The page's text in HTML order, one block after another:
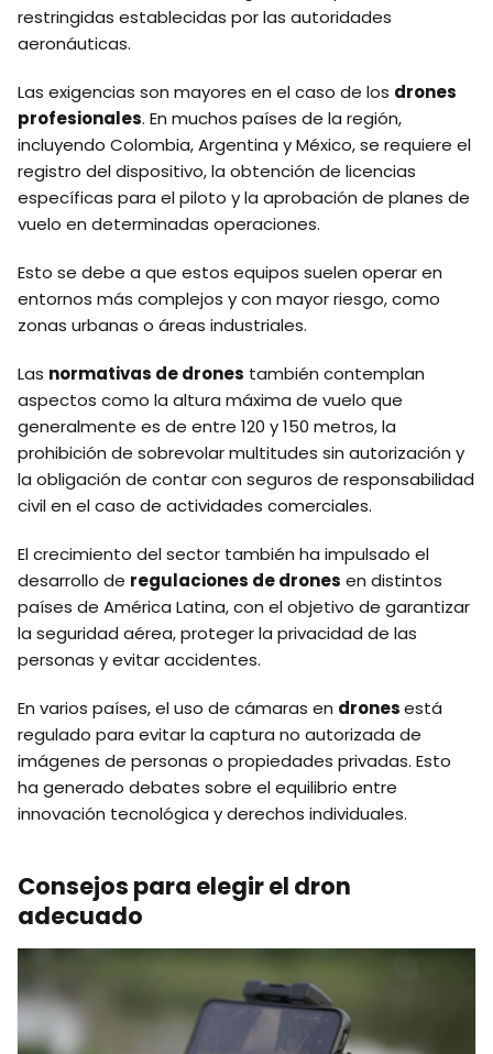
restringidas establecidas por las autoridades
aeronáuticas.
Las exigencias son mayores en el caso de los drones
profesionales. En muchos países de la región,
incluyendo Colombia, Argentina y México, se requiere el
registro del dispositivo, la obtención de licencias
específicas para el piloto y la aprobación de planes de
vuelo en determinadas operaciones.
Esto se debe a que estos equipos suelen operar en
entornos más complejos y con mayor riesgo, como
zonas urbanas o áreas industriales.
Las normativas de drones también contemplan
aspectos como la altura máxima de vuelo que
generalmente es de entre 120 y 150 metros, la
prohibición de sobrevolar multitudes sin autorización y
la obligación de contar con seguros de responsabilidad
civil en el caso de actividades comerciales.
El crecimiento del sector también ha impulsado el
desarrollo de regulaciones de drones en distintos
países de América Latina, con el objetivo de garantizar
la seguridad aérea, proteger la privacidad de las
personas y evitar accidentes.
En varios países, el uso de cámaras en dronesestá
regulado para evitar la captura no autorizada de
imágenes de personas o propiedades privadas. Esto
ha generado debates sobre el equilibrio entre
innovación tecnológica y derechos individuales.
Consejos para elegir el dron
adecuado